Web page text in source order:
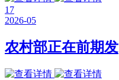
17
2026-05
农村部正在前期发